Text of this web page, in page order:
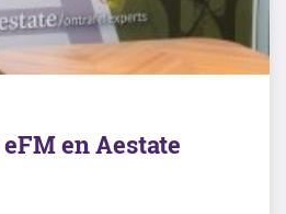
en Aestate